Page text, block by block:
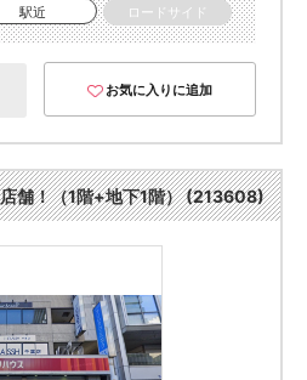
駅近 ロードサイド
お気に入りに追加
舗！（1階+地下1階） (213608)